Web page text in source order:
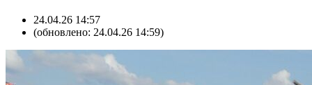
24.04.26 14:57
(обновлено: 24.04.26 14:59)